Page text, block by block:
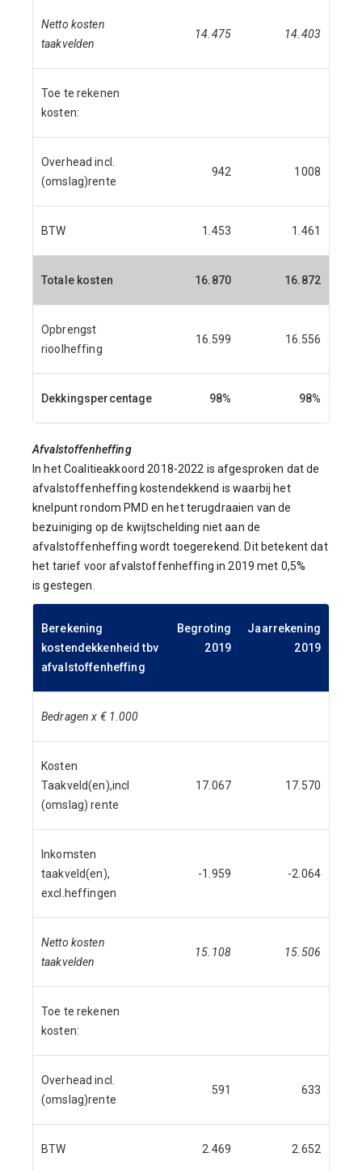
Netto kosten
taakvelden
14.475 14.403
Toe te rekenen
kosten:
Overhead incl.
(omslag)rente
942 1008
BTW 1.453 1.461
Totale kosten 16.870 16.872
Opbrengst
rioolheffing
16.599 16.556
Dekkingspercentage 98% 98%
Afvalstoffenheffing
In het Coalitieakkoord 2018-2022 is afgesproken dat de
afvalstoffenheffing kostendekkend is waarbij het
knelpunt rondom PMD en het terugdraaien van de
bezuiniging op de kwijtschelding niet aan de
afvalstoffenheffing wordt toegerekend. Dit betekent dat
het tarief voor afvalstoffenheffing in 2019 met 0,5%
is gestegen.
Berekening
kostendekkenheid tbv
afvalstoffenheffing
Begroting
2019
Jaarrekening
2019
Bedragen x € 1.000
Kosten
Taakveld(en),incl
(omslag) rente
17.067 17.570
Inkomsten
taakveld(en),
excl.heffingen
-1.959 -2.064
Netto kosten
taakvelden
15.108 15.506
Toe te rekenen
kosten:
Overhead incl.
(omslag)rente
591 633
BTW 2.469 2.652